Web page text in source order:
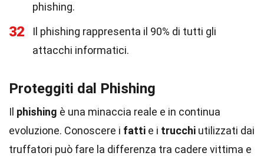
phishing.
32
Il phishing rappresenta il 90% di tutti gli
attacchi informatici.
Proteggiti dal Phishing
Il phishing è una minaccia reale e in continua
evoluzione. Conoscere i fatti e i trucchi utilizzati dai
truffatori può fare la differenza tra cadere vittima e